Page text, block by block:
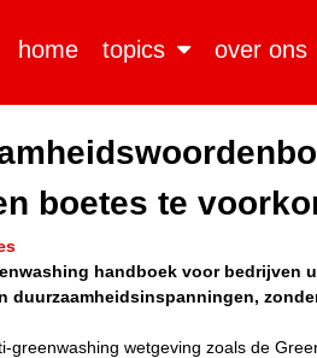
home topics over ons
boetes te
handboek voor bedrijven
duurzaamheidsinspanningen,
greenwashing wetgeving zoals de